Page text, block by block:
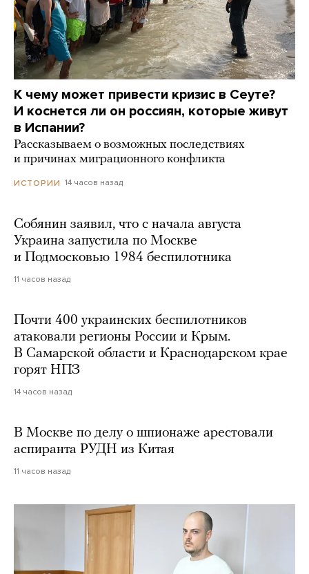
К чему может привести кризис в Сеуте?
И коснется ли он россиян, которые живут
в Испании?
Рассказываем о возможных последствиях
и причинах миграционного конфликта
ИСТОРИИ 14 часов назад
Собянин заявил, что с начала августа
Украина запустила по Москве
и Подмосковью 1984 беспилотника
11 часов назад
Почти 400 украинских беспилотников
атаковали регионы России и Крым.
В Самарской области и Краснодарском крае
горят НПЗ
14 часов назад
В Москве по делу о шпионаже арестовали
аспиранта РУДН из Китая
11 часов назад